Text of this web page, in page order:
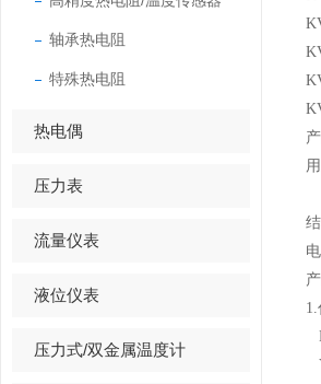
轴承热电阻
特殊热电阻
热电偶
压力表
流量仪表
液位仪表
压力式/双金属温度计